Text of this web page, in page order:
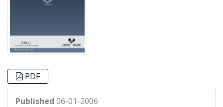
PDF
Published 06-01-2006